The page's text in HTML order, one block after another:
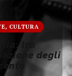
CULTURA
tra
degli